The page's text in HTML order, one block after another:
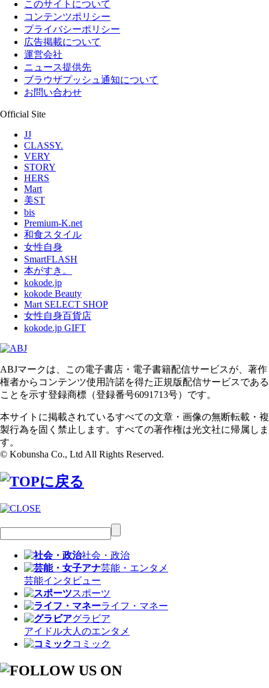
このサイトについて
コンテンツポリシー
プライバシーポリシー
広告掲載について
運営会社
ニュース提供先
ブラウザプッシュ通知について
お問い合わせ
Official Site
JJ
CLASSY.
VERY
STORY
HERS
Mart
美ST
bis
Premium-K.net
和食スタイル
女性自身
SmartFLASH
本がすき。
kokode.jp
kokode Beauty
Mart SELECT SHOP
女性自身百貨店
kokode.jp GIFT
ABJマークは、この電子書店・電子書籍配信サービスが、著作
権者からコンテンツ使用許諾を得た正規版配信サービスである
ことを示す登録商標（登録番号6091713号）です。
本サイトに掲載されているすべての文章・画像の無断転載・複
製行為を固く禁止します。すべての著作権は光文社に帰属しま
す。
© Kobunsha Co., Ltd All Rights Reserved.
社会・政治
芸能・エンタメ
芸能インタビュー
スポーツ
ライフ・マネー
グラビア
アイドル大人のエンタメ
コミック